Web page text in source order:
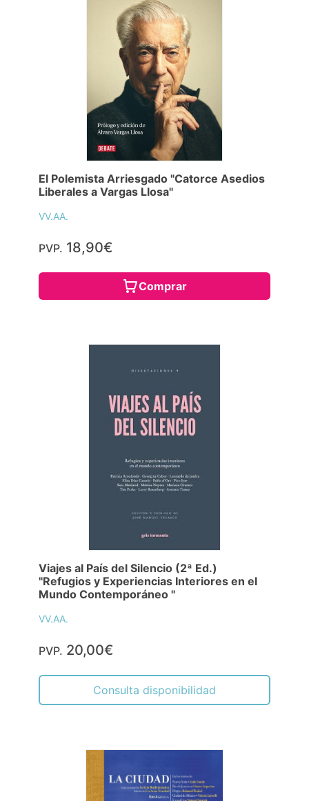
El Polemista Arriesgado "Catorce Asedios
Liberales a Vargas Llosa"
VV.AA.
PVP. 18,90€
Comprar
Viajes al País del Silencio (2ª Ed.)
"Refugios y Experiencias Interiores en el
Mundo Contemporáneo "
VV.AA.
PVP. 20,00€
Consulta disponibilidad